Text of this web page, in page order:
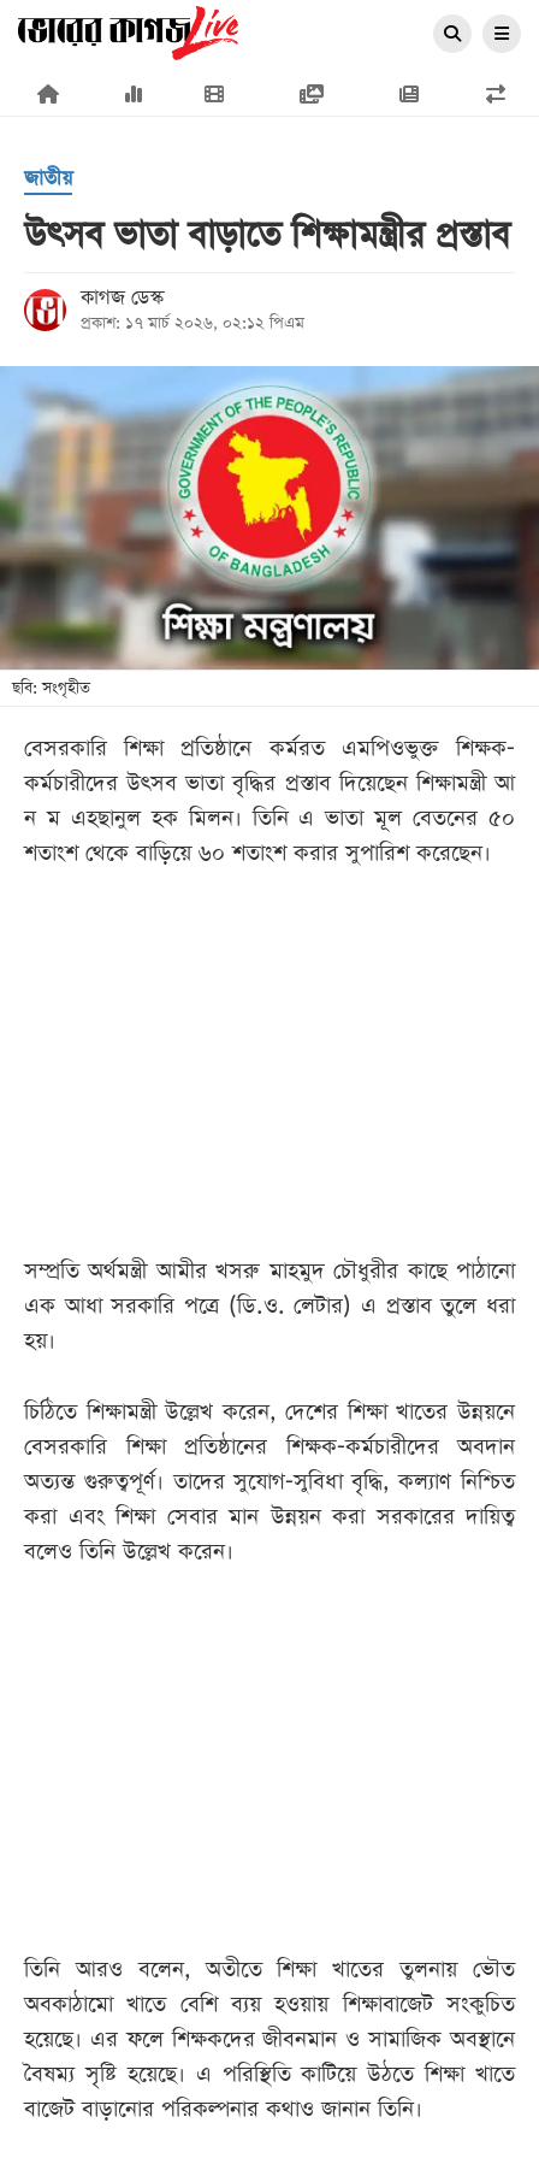
×
প্রচ্ছদ
রাজনীতি
অর্থনীতি
সারাদেশ
খেলা
বিনোদন
লাইফ
স্টাইল
তথ্যপ্রযুক্তি
সব
বিভাগ
পেপার
জাতীয়
উৎসব ভাতা বাড়াতে শিক্ষামন্ত্রীর প্রস্তাব
কাগজ ডেস্ক
প্রকাশ: ১৭ মার্চ ২০২৬, ০২:১২ পিএম
ছবি: সংগৃহীত
বেসরকারি শিক্ষা প্রতিষ্ঠানে কর্মরত এমপিওভুক্ত শিক্ষক-
কর্মচারীদের উৎসব ভাতা বৃদ্ধির প্রস্তাব দিয়েছেন শিক্ষামন্ত্রী আ
ন ম এহছানুল হক মিলন। তিনি এ ভাতা মূল বেতনের ৫০
শতাংশ থেকে বাড়িয়ে ৬০ শতাংশ করার সুপারিশ করেছেন।
সম্প্রতি অর্থমন্ত্রী আমীর খসরু মাহমুদ চৌধুরীর কাছে পাঠানো
এক আধা সরকারি পত্রে (ডি.ও. লেটার) এ প্রস্তাব তুলে ধরা
হয়।
চিঠিতে শিক্ষামন্ত্রী উল্লেখ করেন, দেশের শিক্ষা খাতের উন্নয়নে
বেসরকারি শিক্ষা প্রতিষ্ঠানের শিক্ষক-কর্মচারীদের অবদান
অত্যন্ত গুরুত্বপূর্ণ। তাদের সুযোগ-সুবিধা বৃদ্ধি, কল্যাণ নিশ্চিত
করা এবং শিক্ষা সেবার মান উন্নয়ন করা সরকারের দায়িত্ব
বলেও তিনি উল্লেখ করেন।
তিনি আরও বলেন, অতীতে শিক্ষা খাতের তুলনায় ভৌত
অবকাঠামো খাতে বেশি ব্যয় হওয়ায় শিক্ষাবাজেট সংকুচিত
হয়েছে। এর ফলে শিক্ষকদের জীবনমান ও সামাজিক অবস্থানে
বৈষম্য সৃষ্টি হয়েছে। এ পরিস্থিতি কাটিয়ে উঠতে শিক্ষা খাতে
বাজেট বাড়ানোর পরিকল্পনার কথাও জানান তিনি।